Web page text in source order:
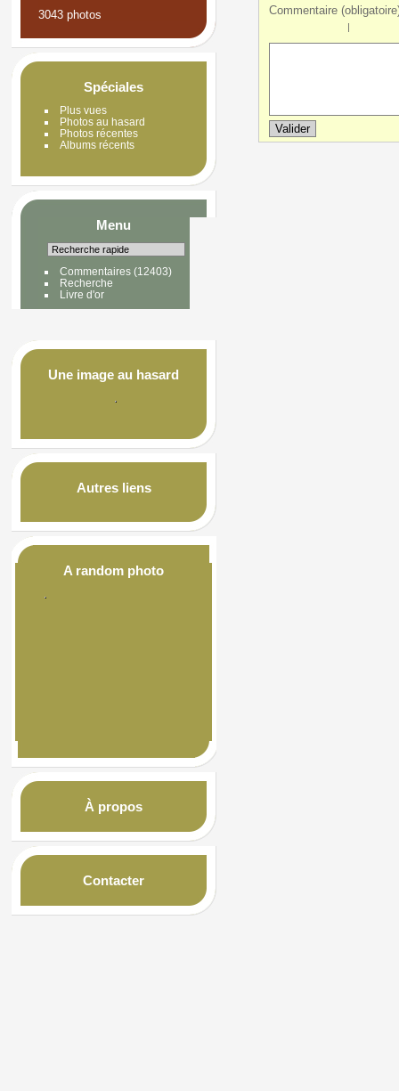
3043 photos
Spéciales
Plus vues
Photos au hasard
Photos récentes
Albums récents
Menu
Commentaires(12403)
Recherche
Livre d'or
Une image au hasard
Autres liens
A random photo
À propos
Contacter
Commentaire
|